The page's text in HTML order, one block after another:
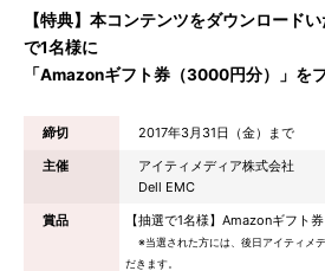
【特典】本コンテンツをダウンロード
で1名様に
「Amazonギフト券（3000円分）」を
締切
2017年3月31日（金）まで
主催
アイティメディア株式会社
Dell EMC
賞品
【抽選で1名様】Amazonギフト
※当選された方には、後日アイティメ
だきます。